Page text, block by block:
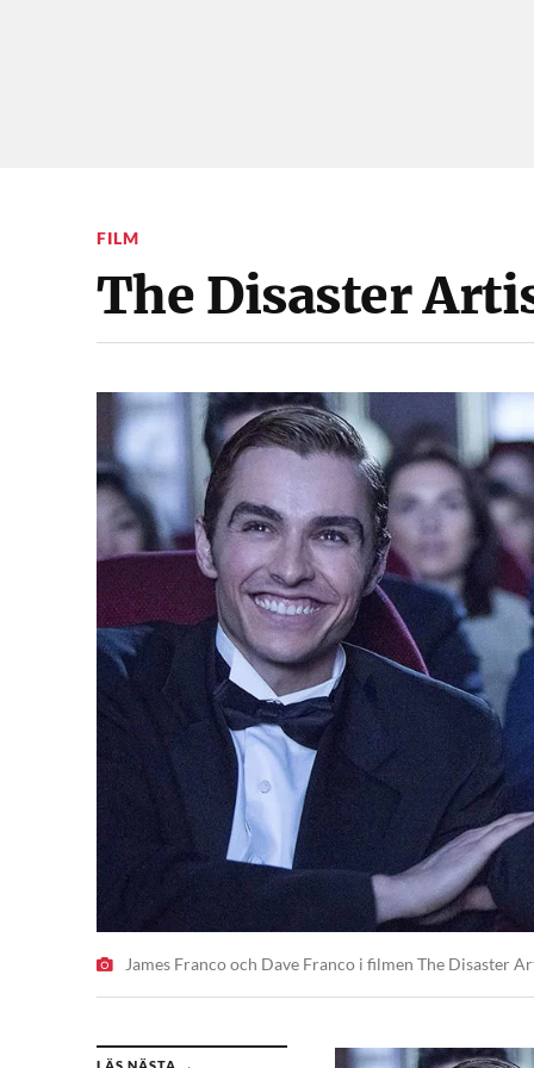
FILM
The Disaster
James Franco och Dave Franco i filmen The Disaster
LÄS NÄSTA →